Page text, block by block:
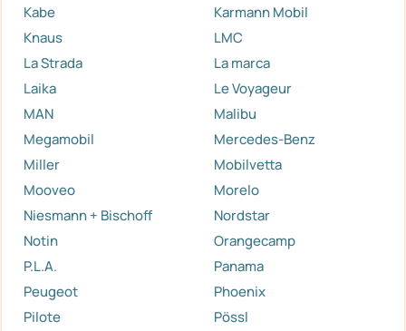
Kabe
Karmann Mobil
Knaus
LMC
La Strada
La marca
Laika
Le Voyageur
MAN
Malibu
Megamobil
Mercedes-Benz
Miller
Mobilvetta
Mooveo
Morelo
Niesmann + Bischoff
Nordstar
Notin
Orangecamp
P.L.A.
Panama
Peugeot
Phoenix
Pilote
Pössl